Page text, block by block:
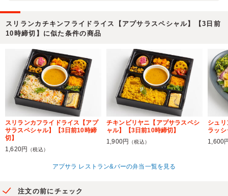
スリランカチキンフライドライス【アプサラスペシャル】【3日前
10時締切】に似た条件の商品
スリランカフライドライス【アプ
サラスペシャル】【3日前10時締
切】
1,620円
（税込）
チキンビリヤニ【アプサラスペシ
ャル】【3日前10時締切】
1,900円
（税込）
シュ
ラッシ
1,600
アプサラ レストラン&バーの弁当一覧を見る
注文の前にチェック